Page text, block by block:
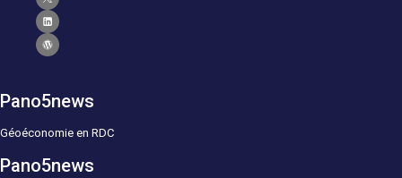
Pano5news
Géoéconomie en RDC
Pano5news